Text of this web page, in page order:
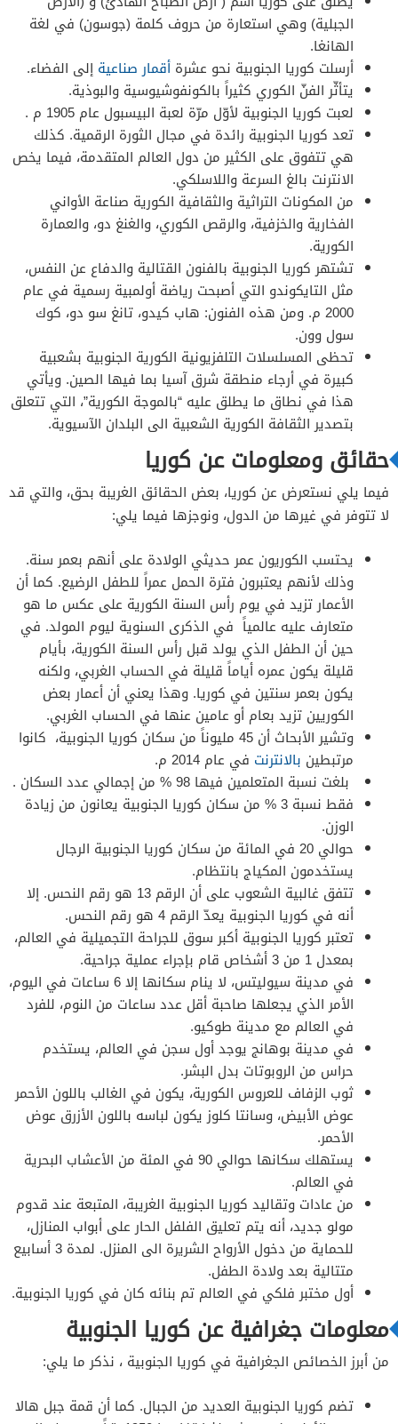
الجبلية) وهي استعارة من حروف كلمة (جوسون) في لغة
الهانغا.
أرسلت كوريا الجنوبية نحو عشرة أقمار صناعية إلى الفضاء.
يتأثّر الفنّ الكوري كثيراً بالكونفوشيوسية والبوذية.
لعبت كوريا الجنوبية لأوّل مرّة لعبة البيسبول عام 1905 م .
تعد كوريا الجنوبية رائدة في مجال الثورة الرقمية. كذلك
هي تتفوق على الكثير من دول العالم المتقدمة، فيما يخص
الانترنت بالغ السرعة واللاسلكي.
من المكونات التراثية والثقافية الكورية صناعة الأواني
الفخارية والخزفية، والرقص الكوري، والغنغ دو، والعمارة
الكورية.
تشتهر كوريا الجنوبية بالفنون القتالية والدفاع عن النفس،
مثل التايكوندو التي أصبحت رياضة أولمبية رسمية في عام
2000 م. ومن هذه الفنون: هاب كيدو، تانغ سو دو، كوك
سول وون.
تحظى المسلسلات التلفزيونية الكورية الجنوبية بشعبية
كبيرة في أرجاء منطقة شرق آسيا بما فيها الصين. ويأتي
هذا في نطاق ما يطلق عليه “بالموجة الكورية”، التي تتعلق
بتصدير الثقافة الكورية الشعبية الى البلدان الآسيوية.
حقائق ومعلومات عن كوريا
فيما يلي نستعرض عن كوريا، بعض الحقائق الغريبة بحق، والتي قد
لا تتوفر في غيرها من الدول، ونوجزها فيما يلي:
يحتسب الكوريون عمر حديثي الولادة على أنهم بعمر سنة.
وذلك لأنهم يعتبرون فترة الحمل عمراً للطفل الرضيع. كما أن
الأعمار تزيد في يوم رأس السنة الكورية على عكس ما هو
متعارف عليه عالمياً في الذكرى السنوية ليوم المولد. في
حين أن الطفل الذي يولد قبل رأس السنة الكورية، بأيام
قليلة يكون عمره أياماً قليلة في الحساب الغربي، ولكنه
يكون بعمر سنتين في كوريا. وهذا يعني أن أعمار بعض
الكوريين تزيد بعام أو عامين عنها في الحساب الغربي.
وتشير الأبحاث أن 45 مليوناً من سكان كوريا الجنوبية، كانوا
مرتبطين بالانترنت في عام 2014 م.
بلغت نسبة المتعلمين فيها 98 % من إجمالي عدد السكان .
فقط نسبة 3 % من سكان كوريا الجنوبية يعانون من زيادة
الوزن.
حوالي 20 في المائة من سكان كوريا الجنوبية الرجال
يستخدمون المكياج بانتظام.
تتفق غالبية الشعوب على أن الرقم 13 هو رقم النحس. إلا
أنه في كوريا الجنوبية يعدّ الرقم 4 هو رقم النحس.
تعتبر كوريا الجنوبية أكبر سوق للجراحة التجميلية في العالم،
بمعدل 1 من 3 أشخاص قام بإجراء عملية جراحية.
في مدينة سيوليتس، لا ينام سكانها إلا 6 ساعات في اليوم،
الأمر الذي يجعلها صاحبة أقل عدد ساعات من النوم، للفرد
في العالم مع مدينة طوكيو.
في مدينة بوهانج يوجد أول سجن في العالم، يستخدم
حراس من الروبوتات بدل البشر.
ثوب الزفاف للعروس الكورية، يكون في الغالب باللون الأحمر
عوض الأبيض، وسانتا كلوز يكون لباسه باللون الأزرق عوض
الأحمر.
يستهلك سكانها حوالي 90 في المئة من الأعشاب البحرية
في العالم.
من عادات وتقاليد كوريا الجنوبية الغريبة، المتبعة عند قدوم
مولو جديد، أنه يتم تعليق الفلفل الحار على أبواب المنازل،
للحماية من دخول الأرواح الشريرة الى المنزل. لمدة 3 أسابيع
متتالية بعد ولادة الطفل.
أول مختبر فلكي في العالم تم بنائه كان في كوريا الجنوبية.
معلومات جغرافية عن كوريا الجنوبية
من أبرز الخصائص الجغرافية في كوريا الجنوبية ، نذكر ما يلي:
تضم كوريا الجنوبية العديد من الجبال. كما أن قمة جبل هالا